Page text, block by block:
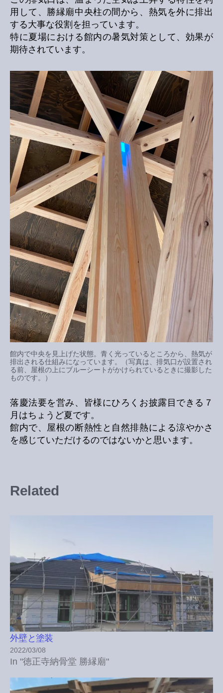
用して、勝縁廟中央柱の間から、熱気を外に排出
する大事な役割を担っています。
特に夏場における館内の暑気対策として、効果が
期待されています。
館内で中央を見上げた状態。青く光っているところから、熱気が
排出される仕組みになっています。（写真は、排気口が設置され
る前、屋根の上にブルーシートがかけられているときに撮影した
ものです。）
落慶法要を営み、皆様にひろくお披露目できる７
月はちょうど夏です。
館内で、屋根の断熱性と自然排熱による涼やかさ
を感じていただけるのではないかと思います。
Related
外壁と塗装
2022/03/08
In "徳正寺納骨堂 勝縁廟"